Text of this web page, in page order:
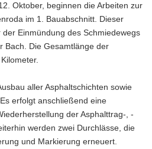
Oktober, beginnen die Arbeiten zur
im 1. Bauabschnitt. Dieser
Einmündung des Schmiedewegs
Bach. Die Gesamtlänge der
aller Asphaltschichten sowie
erfolgt anschließend eine
der Asphalttrag-, -
werden zwei Durchlässe, die
und Markierung erneuert.